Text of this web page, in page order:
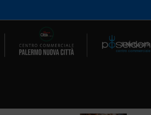
Il Network